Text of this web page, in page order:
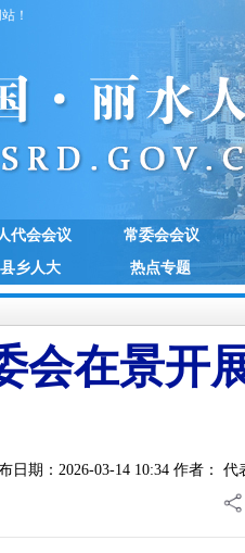
！
代会会议
常委会会议
县乡人大 热点专题
会在景开
布日期：2026-03-14 10:34 作者：